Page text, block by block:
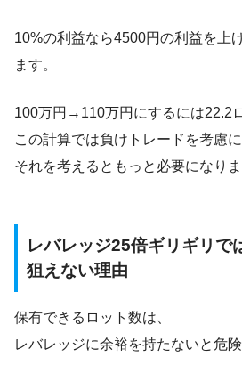
10%の利益なら4500円の利益を上
ます。
100万円→110万円にするには22.2
この計算では負けトレードを考慮
それを考えるともっと必要になりま
レバレッジ25倍ギリギリで
狙えない理由
保有できるロット数は、
レバレッジに余裕を持たないと危険